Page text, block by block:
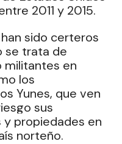
2011 y 2015.
sido certeros
se trata de
militantes en
los
Yunes, que ven
sus
y propiedades en
norteño.